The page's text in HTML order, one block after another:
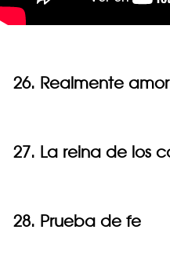
26. Realmente amor
27. La reina de los
28. Prueba de fe